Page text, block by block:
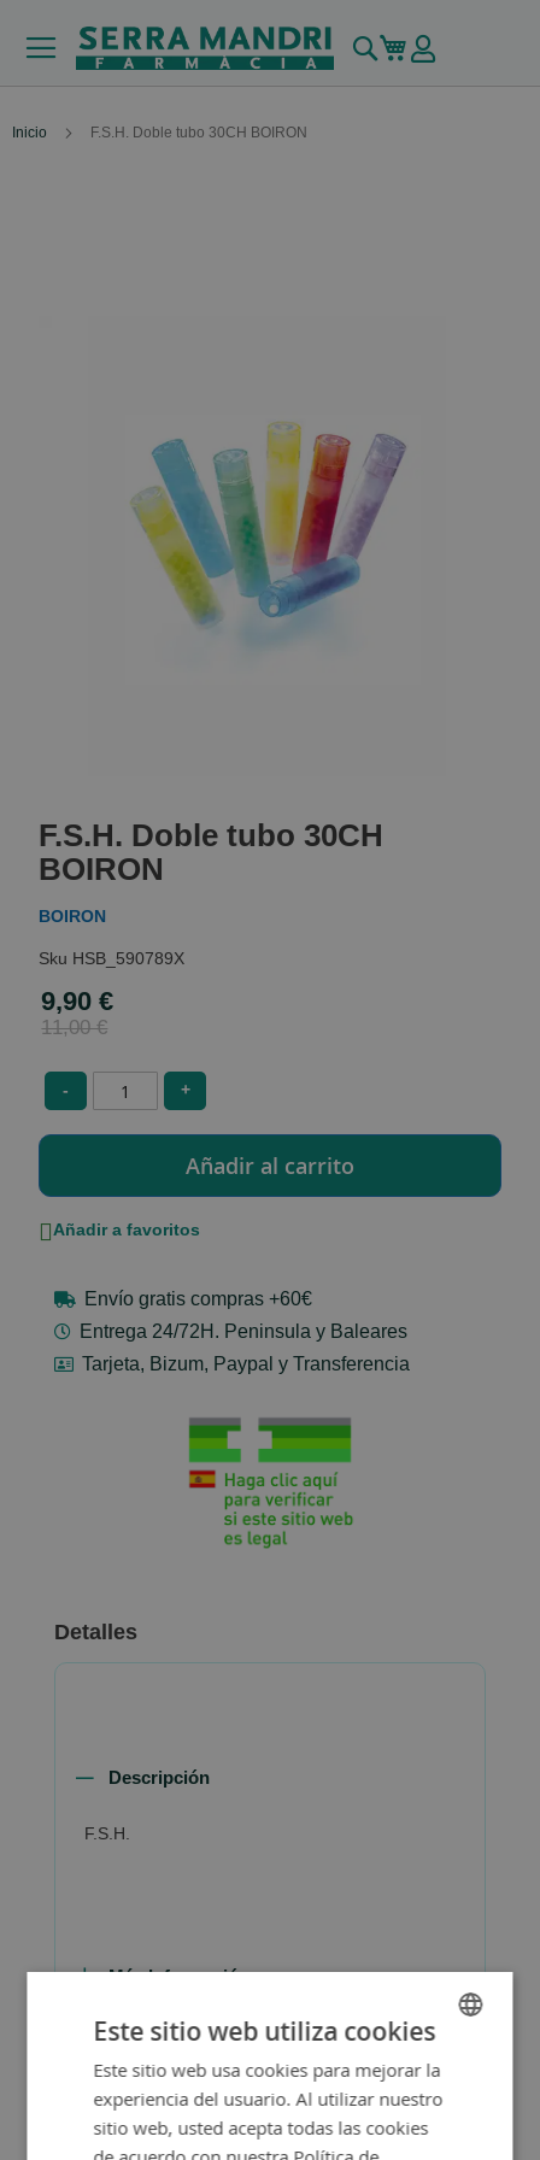
Buscar
Mi carrito
Inicio F.S.H. Doble tubo 30CH BOIRON
the
beginning
of
the
gallery
F.S.H. Doble tubo 30CH
BOIRON
BOIRON
HSB_590789X
Special
Price
9,90 €
11,00 €
- +
Añadir a favoritos
Envío gratis compras +60€
Entrega 24/72H. Peninsula y Baleares
Tarjeta, Bizum, Paypal y Transferencia
Detalles
Descripción
F.S.H.
Más Información
SPANISH
ENGLISH
Este sitio web utiliza cookies
Este sitio web usa cookies para mejorar la
experiencia del usuario. Al utilizar nuestro
sitio web, usted acepta todas las cookies